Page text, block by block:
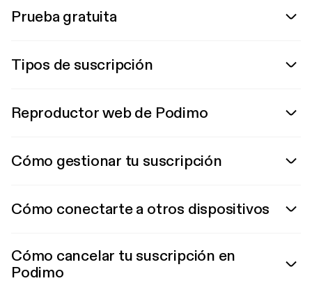
Prueba gratuita
Tipos de suscripción
Reproductor web de Podimo
Cómo gestionar tu suscripción
Cómo conectarte a otros dispositivos
Cómo cancelar tu suscripción en
Podimo